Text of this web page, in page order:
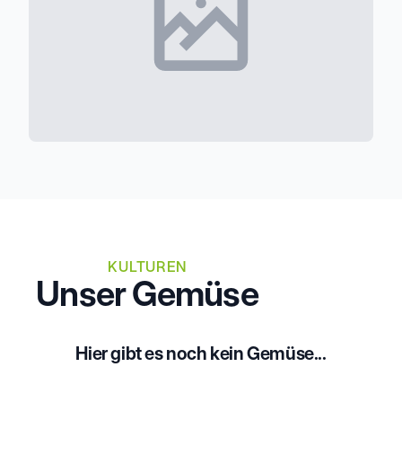
KULTUREN
Unser Gemüse
Hier gibt es noch kein Gemüse...